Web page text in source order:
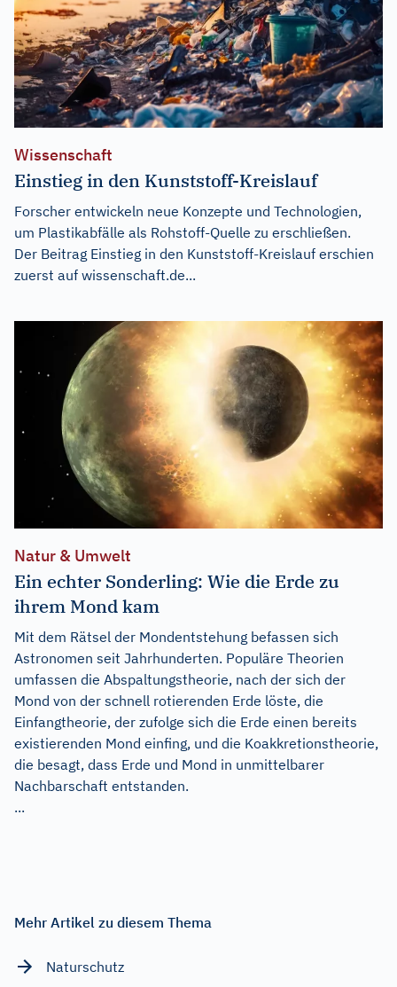
Wissenschaft
Einstieg in den Kunststoff-Kreislauf
Forscher entwickeln neue Konzepte und Technologien,
um Plastikabfälle als Rohstoff-Quelle zu erschließen.
Der Beitrag Einstieg in den Kunststoff-Kreislauf erschien
zuerst auf wissenschaft.de...
Natur & Umwelt
Ein echter Sonderling: Wie die Erde zu
ihrem Mond kam
Mit dem Rätsel der Mondentstehung befassen sich
Astronomen seit Jahrhunderten. Populäre Theorien
umfassen die Abspaltungstheorie, nach der sich der
Mond von der schnell rotierenden Erde löste, die
Einfangtheorie, der zufolge sich die Erde einen bereits
existierenden Mond einfing, und die Koakkretionstheorie,
die besagt, dass Erde und Mond in unmittelbarer
Nachbarschaft entstanden.
...
Mehr Artikel zu diesem Thema
Naturschutz